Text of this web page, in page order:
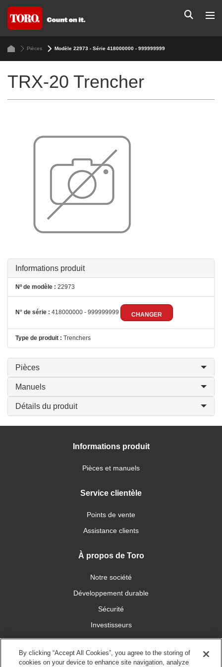
Pièces Modèle 22973 - Série 418000000 - 999999999
TRX-20 Trencher
Informations produit
Nº de modèle : 22973
N° de série : 418000000 - 999999999 CHANGER
Type de produit : Trenchers
Pièces
Manuels
Détails du produit
Informations produit
Pièces et manuels
Service clientèle
Points de vente
Assistance clients
À propos de Toro
Notre société
Développement durable
Sécurité
Investisseurs
Carrières
By clicking “Accept All Cookies”, you agree to the storing of
cookies on your device to enhance site navigation, analyze